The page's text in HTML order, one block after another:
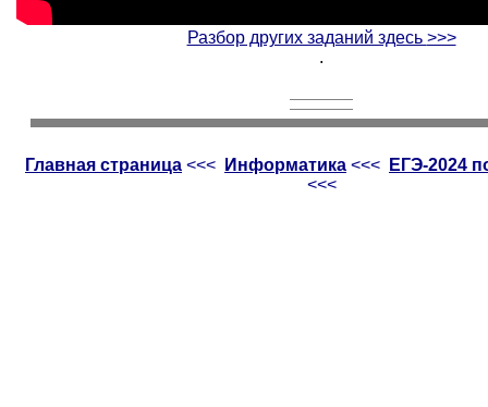
Разбор других заданий здесь >>>
.
Главная страница <<< Информатика <<<
ЕГЭ-2024
<<<